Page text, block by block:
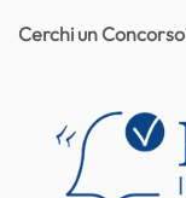
Cerchi un